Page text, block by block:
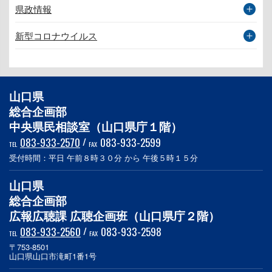
県政情報
新型コロナウイルス
山口県
総合企画部
中央県民相談室（山口県庁１階）
TEL 083-933-2570 / FAX 083-933-2599
受付時間：平日 午前８時３０分 から 午後５時１５分
山口県
総合企画部
広報広聴課 広聴企画班（山口県庁２階）
TEL 083-933-2560 / FAX 083-933-2598
〒753-8501
山口県山口市滝町1番1号